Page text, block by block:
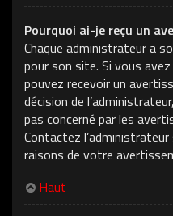
Pourquoi ai-je reçu un
Chaque administrateur a
pour son site. Si vous
pouvez recevoir un
décision de
pas concerné par les
Contactez
raisons de votre
Haut